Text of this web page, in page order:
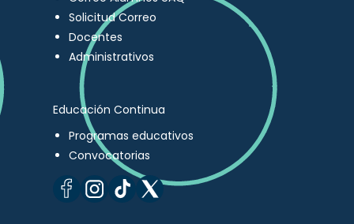
Solicitud Correo
Docentes
Administrativos
Educación Continua
Programas educativos
Convocatorias